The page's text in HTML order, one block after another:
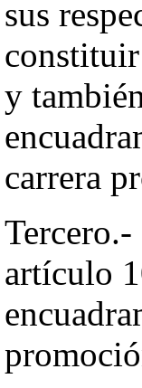
sus
y
carrera
artículo